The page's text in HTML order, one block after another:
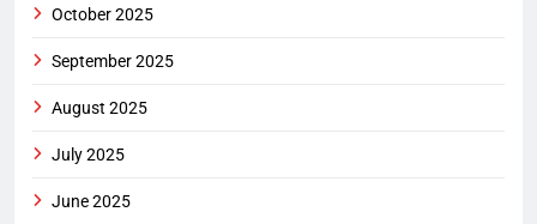
October 2025
September 2025
August 2025
July 2025
June 2025